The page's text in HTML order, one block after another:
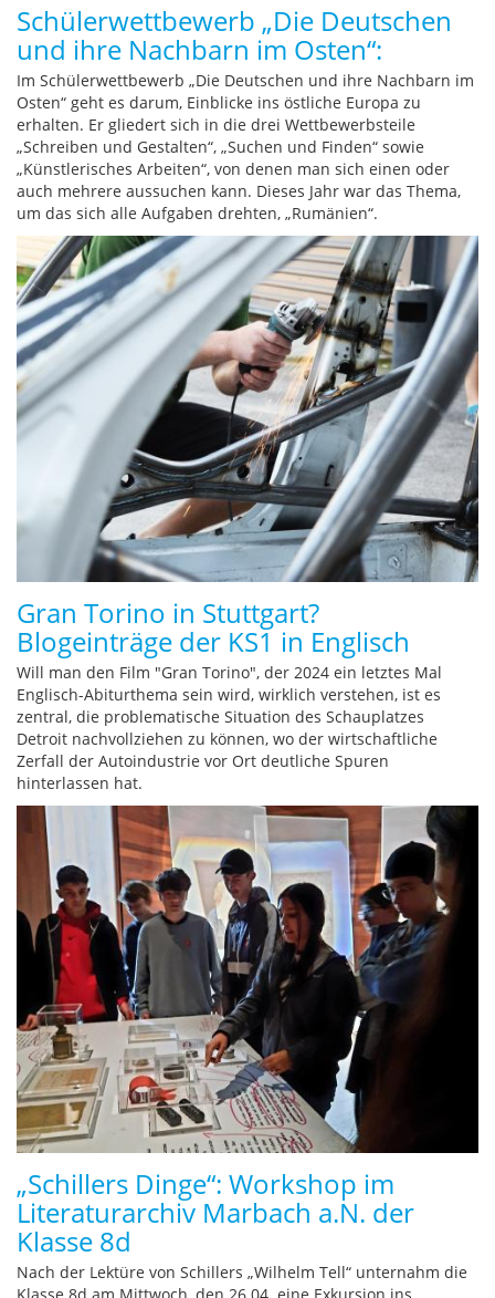
Schülerwettbewerb „Die Deutschen
und ihre Nachbarn im Osten“:
Im Schülerwettbewerb „Die Deutschen und ihre Nachbarn im
Osten“ geht es darum, Einblicke ins östliche Europa zu
erhalten. Er gliedert sich in die drei Wettbewerbsteile
„Schreiben und Gestalten“, „Suchen und Finden“ sowie
„Künstlerisches Arbeiten“, von denen man sich einen oder
auch mehrere aussuchen kann. Dieses Jahr war das Thema,
um das sich alle Aufgaben drehten, „Rumänien“.
Gran Torino in Stuttgart?
Blogeinträge der KS1 in Englisch
Will man den Film "Gran Torino", der 2024 ein letztes Mal
Englisch-Abiturthema sein wird, wirklich verstehen, ist es
zentral, die problematische Situation des Schauplatzes
Detroit nachvollziehen zu können, wo der wirtschaftliche
Zerfall der Autoindustrie vor Ort deutliche Spuren
hinterlassen hat.
„Schillers Dinge“: Workshop im
Literaturarchiv Marbach a.N. der
Klasse 8d
Nach der Lektüre von Schillers „Wilhelm Tell“ unternahm die
Klasse 8d am Mittwoch, den 26.04. eine Exkursion ins